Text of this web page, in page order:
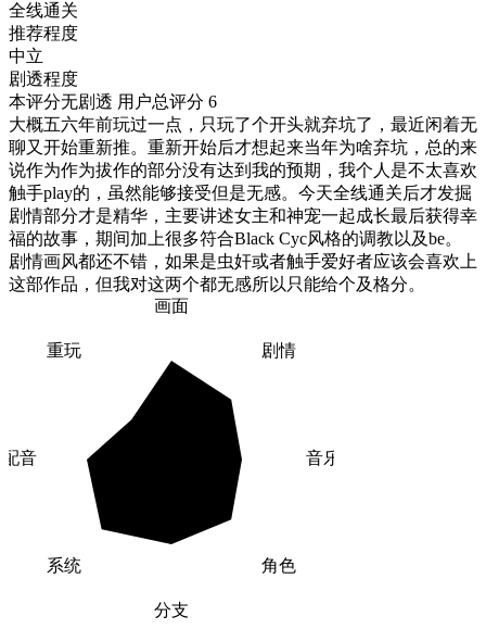
全线通关
推荐程度
中立
剧透程度
本评分无剧透 用户总评分 6
大概五六年前玩过一点，只玩了个开头就弃坑了，最近闲着无
聊又开始重新推。重新开始后才想起来当年为啥弃坑，总的来
说作为作为拔作的部分没有达到我的预期，我个人是不太喜欢
触手play的，虽然能够接受但是无感。今天全线通关后才发掘
剧情部分才是精华，主要讲述女主和神宠一起成长最后获得幸
福的故事，期间加上很多符合Black Cyc风格的调教以及be。
剧情画风都还不错，如果是虫奸或者触手爱好者应该会喜欢上
这部作品，但我对这两个都无感所以只能给个及格分。
画面
剧情
音乐
角色
分支
系统
配音
重玩